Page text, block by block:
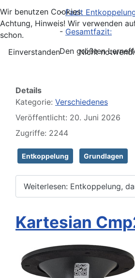
-Fazit
- Gesamtfazit:
Den größten
Details
Kategorie: Verschiedenes
Veröffentlicht: 20. Juni 2026
Zugriffe: 2244
Entkoppelung Grundlagen
Weiterlesen: Entkoppelung,
Kartesian
Wir benutzen Cookies
Achtung, Hinweis! Wir verwenden
schon.
Einverstanden
Nicht